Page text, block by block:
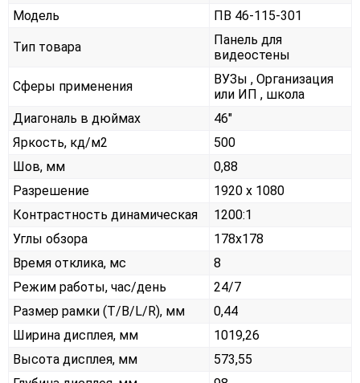
Модель
ПВ 46-115-301
Тип товара
Панель для
видеостены
Сферы применения
ВУЗы , Организация
или ИП , школа
Диагональ в дюймах
46"
Яркость, кд/м2
500
Шов, мм
0,88
Разрешение
1920 x 1080
Контрастность динамическая
1200:1
Углы обзора
178x178
Время отклика, мс
8
Режим работы, час/день
24/7
Размер рамки (T/B/L/R), мм
0,44
Ширина дисплея, мм
1019,26
Высота дисплея, мм
573,55